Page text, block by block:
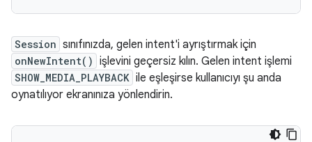
Session sınıfınızda, gelen intent'i ayrıştırmak için
onNewIntent() işlevini geçersiz kılın. Gelen intent işlemi
SHOW_MEDIA_PLAYBACK ile eşleşirse kullanıcıyı şu anda
oynatılıyor ekranınıza yönlendirin.